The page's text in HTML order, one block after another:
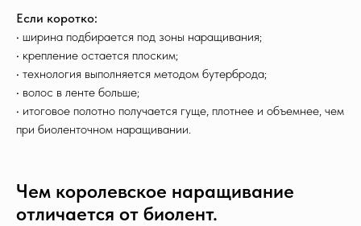
Если коротко:
• ширина подбирается под зоны наращивания;
• крепление остается плоским;
• технология выполняется методом бутерброда;
• волос в ленте больше;
• итоговое полотно получается гуще, плотнее и объемнее, чем
при биоленточном наращивании.
Чем королевское наращивание
отличается от биолент.